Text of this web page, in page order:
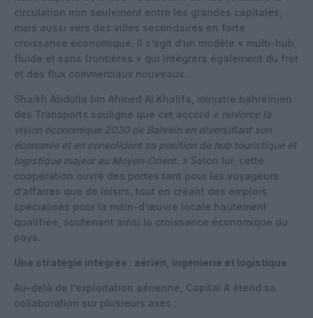
circulation non seulement entre les grandes capitales,
mais aussi vers des villes secondaires en forte
croissance économique. Il s’agit d’un modèle « multi-hub,
fluide et sans frontières » qui intégrera également du fret
et des flux commerciaux nouveaux.
Shaikh Abdulla bin Ahmed Al Khalifa, ministre bahreïnien
des Transports souligne que cet accord « renforce la
vision économique 2030 de Bahreïn en diversifiant son
économie et en consolidant sa position de hub touristique et
logistique majeur au Moyen-Orient. » Selon lui, cette
coopération ouvre des portes tant pour les voyageurs
d’affaires que de loisirs, tout en créant des emplois
spécialisés pour la main-d’œuvre locale hautement
qualifiée, soutenant ainsi la croissance économique du
pays.
Une stratégie intégrée : aérien, ingénierie et logistique
Au-delà de l’exploitation aérienne, Capital A étend sa
collaboration sur plusieurs axes :